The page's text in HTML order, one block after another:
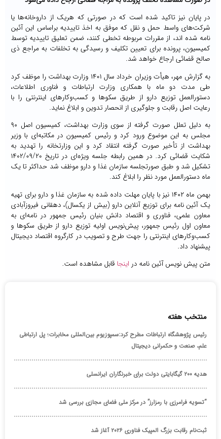
در پایان نیز تاکید شده است که در صورتی که هریک از داروخانه‌ها یا
شرکت‌های واسط حمل و نقل که موفق به اخذ تاییدیه براساس این آئین
نامه شده اند، از مقررات مربوطه تخطی کنند، ضمن تعلیق تاییدیه توسط
کمیسیون، پرونده برای تعیین تکلیف و رسیدگی به تخلفات به مراجع ذی
صالح قضائی ارجاع خواهد شد.
به گزارش مهر، هیأت وزیران خرداد سال ۱۴۰۱ وزارت بهداشت را موظف کرد
طی مدت دو ماه با همکاری وزارت ارتباطات و فناوری اطلاعات،
دستورالعمل توزیع دارو از طریق سکوها و کسب‌وکارهای اینترنتی را با
رعایت اصل رقابت و جلوگیری از انحصار تدوین و ابلاغ نماید.
به دلیل تعلل صورت گرفته از سوی وزارت بهداشت، کمیسیون اصل ۹۰
مجلس به این موضوع ورود کرد و رئیس کمیسیون در مکاتبه‌ای با وزیر
بهداشت از تأخیر صورت گرفته انتقاد کرد و این وزارتخانه را تهدید به
تشکیل شد و طبق صورتجلسه سازمان غذا و دارو موظف شد حداکثر تا یک
ماه دستورالعمل مورد نظر را ابلاغ کند.
بهمن ماه ۱۴۰۲ نیز با پایان مهلت داده شده به سازمان غذا و دارو برای تهیه
یک آئین نامه برای توزیع آنلاین دارو (بیش از یکسال)، دهقانی فیروزآبادی
معاون علمی، فناوری و اقتصاد دانش بنیان رئیس جمهور در نامه‌ای به
معاون اول رئیس جمهور، پیش‌نویس اولیه توزیع دارو از طریق سکوها و
کسب‌وکارهای اینترنتی را جهت طرح و تصویب در کارگروه اقتصاد دیجیتال
پیشنهاد داد.
متن پیش نویس آئین نامه در اینجا قابل مشاهده است.
منتخب هفته
رئیس پژوهشگاه ارتباطات مطرح کرد:سمپوزیوم بین‌المللی مخابرات؛ پل ارتباطی
علم، صنعت و حکمرانی دیجیتال
هدیه ۲۰۰ گیگابایتی دولت برای خبرنگاران ایرانسلی
“تسویه فرامرزی با رمزارز” در مرکز ملی فضای مجازی بررسی شد
ثبت‌نام رقابت بزرگ المپیک فناوری ۲۰۲۶ آغاز شد